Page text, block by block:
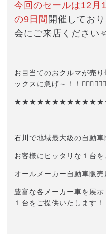
今回のセールは12月
の9日間 開催してお
会にご来店ください🔅
お目当てのおクルマが売
ックスに急げ～！！🏃🏻‍♂️🏃🏻‍♀️
石川で地域最大級の自動車
お客様にピッタリな１台を
オールメーカー自動車販売
豊富な各メーカー車を展
１台をご提供いたします！